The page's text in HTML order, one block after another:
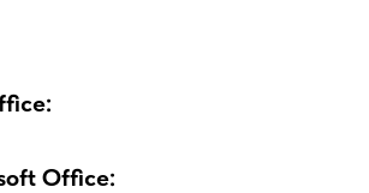
Office: